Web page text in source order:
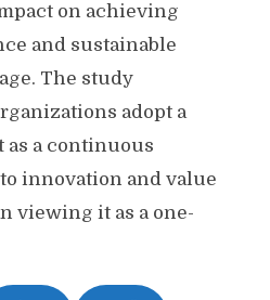
on achieving
and sustainable
The study
adopt a
as a continuous
innovation and value
viewing it as a one-